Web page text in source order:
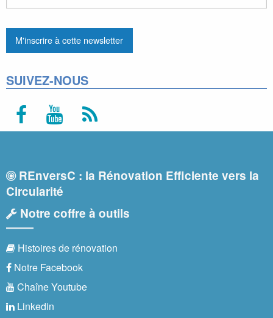
SUIVEZ-NOUS
REnversC : la Rénovation Efficiente vers la
Circularité
Notre coffre à outils
Histoires de rénovation
Notre Facebook
Chaîne Youtube
Linkedin